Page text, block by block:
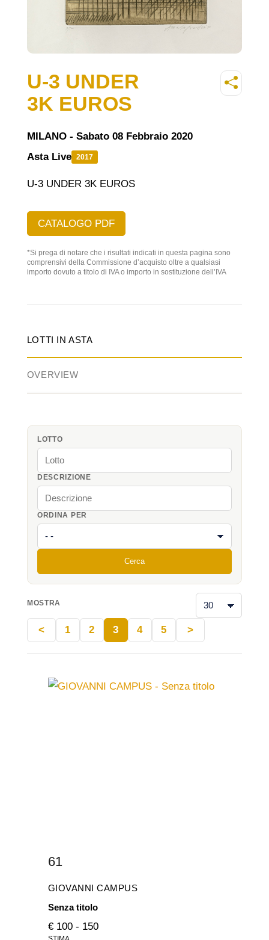
U-3 UNDER
3K EUROS
MILANO - Sabato 08 Febbraio 2020
Asta Live 2017
U-3 UNDER 3K EUROS
CATALOGO PDF
*Si prega di notare che i risultati indicati in questa pagina sono
comprensivi della Commissione d’acquisto oltre a qualsiasi
importo dovuto a titolo di IVA o importo in sostituzione dell’IVA
LOTTI IN ASTA
OVERVIEW
LOTTO
DESCRIZIONE
ORDINA PER
Cerca
MOSTRA
< 1 2 3 4 5 >
61
GIOVANNI CAMPUS
Senza titolo
€ 100 - 150